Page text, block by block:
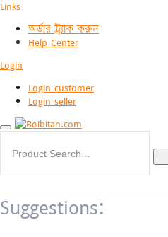
Links
অর্ডার ট্র্যাক করুন
Help Center
Login
Login customer
Login seller
Suggestions: